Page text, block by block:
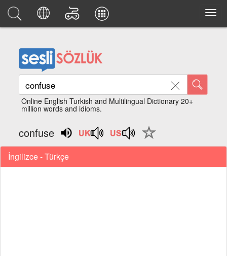
Online English Turkish and Multilingual Dictionary 20+
million words and idioms.
confuse
İngilizce - Türkçe